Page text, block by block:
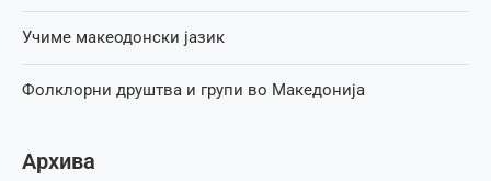
Учиме макеодонски јазик
Фолклорни друштва и групи во Македонија
Архива